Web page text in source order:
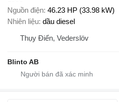
Nguồn điện 46.23 HP (33.98 kW)
Nhiên liệu dầu diesel
Thụy Điển, Vederslöv
Blinto AB